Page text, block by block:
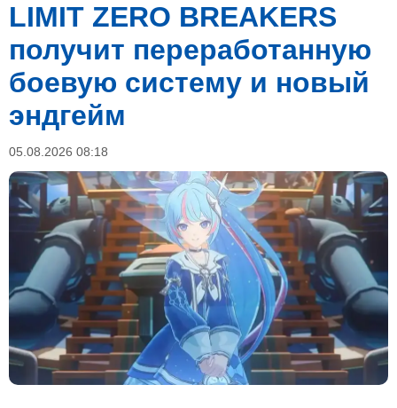
LIMIT ZERO BREAKERS
получит переработанную
боевую систему и новый
эндгейм
05.08.2026 08:18